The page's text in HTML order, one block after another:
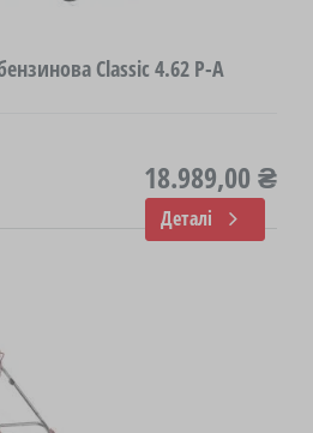
Classic 4.62 P-A
18.989,00 ₴
Деталі